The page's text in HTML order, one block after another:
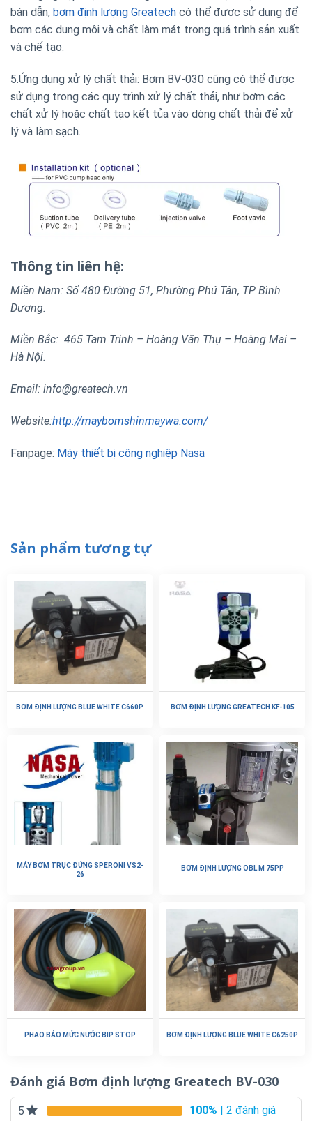
bán dẫn, bơm định lượng Greatech có thể được sử dụng để
bơm các dung môi và chất làm mát trong quá trình sản xuất
và chế tạo.
5.Ứng dụng xử lý chất thải: Bơm BV-030 cũng có thể được
sử dụng trong các quy trình xử lý chất thải, như bơm các
chất xử lý hoặc chất tạo kết tủa vào dòng chất thải để xử
lý và làm sạch.
Thông tin liên hệ:
Miền Nam: Số 480 Đường 51, Phường Phú Tân, TP Bình
Dương.
Miền Bắc: 465 Tam Trinh – Hoàng Văn Thụ – Hoàng Mai –
Hà Nội.
Email: info@greatech.vn
Website:http://maybomshinmaywa.com/
Fanpage: Máy thiết bị công nghiệp Nasa
Sản phẩm tương tự
BƠM ĐỊNH LƯỢNG BLUE WHITE C660P BƠM ĐỊNH LƯỢNG GREATECH KF-105
MÁY BƠM TRỤC ĐỨNG SPERONI VS2-
26
BƠM ĐỊNH LƯỢNG OBL M 75PP
PHAO BÁO MỨC NƯỚC BIP STOP BƠM ĐỊNH LƯỢNG BLUE WHITE C6250P
Đánh giá Bơm định lượng Greatech BV-030
5 100% | 2 đánh giá